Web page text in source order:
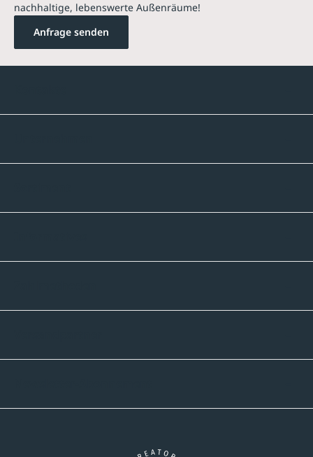
nachhaltige, lebenswerte Außenräume!
Anfrage senden